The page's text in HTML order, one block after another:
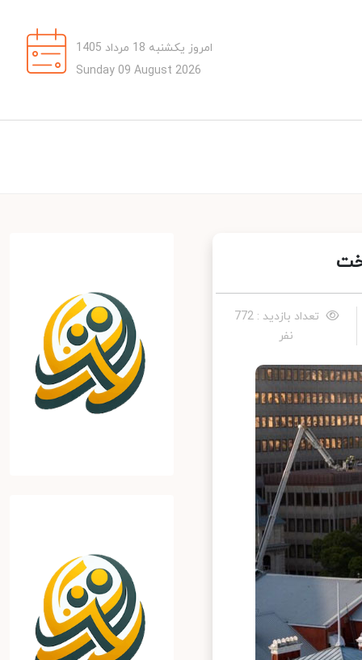
امروز یکشنبه 18 مرداد 1405
Sunday 09 August 2026
تعداد بازدید : 772
نفر